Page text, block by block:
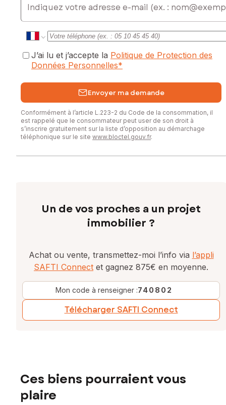
J’ai lu et j’accepte la Politique de Protection des
Données Personnelles*
Envoyer ma demande
Conformément à l’article L.223-2 du Code de la consommation, il
est rappelé que le consommateur peut user de son droit à
s’inscrire gratuitement sur la liste d’opposition au démarchage
téléphonique sur le site www.bloctel.gouv.fr.
Un de vos proches a un projet
immobilier ?
Achat ou vente, transmettez-moi l’info via l’appli
SAFTI Connect et gagnez 875€ en moyenne.
Mon code à renseigner :740802
Télécharger SAFTI Connect
Ces biens pourraient vous
plaire